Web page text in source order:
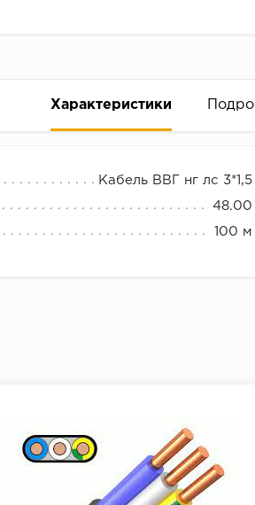
Характеристики
Кабель ВВГ нг лс 3*1,5
48.00
100 м